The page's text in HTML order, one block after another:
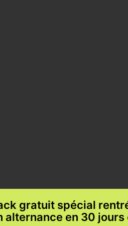
gratuit spécial
alternance en 30 jours